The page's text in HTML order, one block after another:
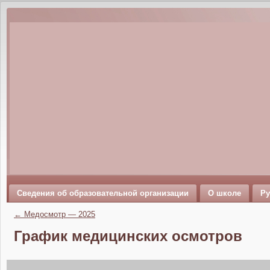
Сведения об образовательной организации О школе
← Медосмотр — 2025
График медицинских осмотров